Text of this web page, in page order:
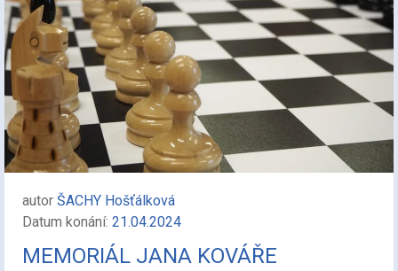
autor ŠACHY Hošťálková
Datum konání: 21.04.2024
MEMORIÁL JANA KOVÁŘE